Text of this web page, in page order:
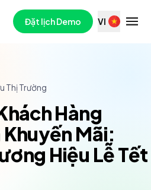
Đặt lịch Demo VI
Thị Trường
Hàng
Khuyến Mãi:
Hiệu Lễ Tết